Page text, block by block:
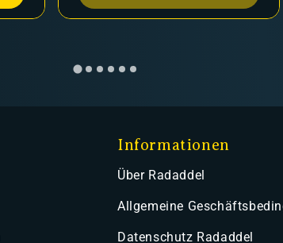
Informationen
Über Radaddel
Allgemeine
Datenschutz Radaddel